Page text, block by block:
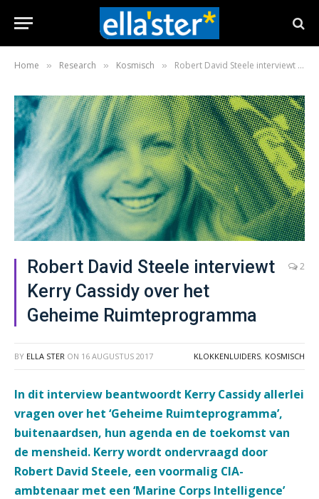
Home » Research » Kosmisch » Robert David Steele interviewt Kerry Cassidy over het Geheime Ruimteprogramma
Robert David Steele interviewt
Kerry Cassidy over het
Geheime Ruimteprogramma
2
BY ELLA STER ON 16 AUGUSTUS 2017 KLOKKENLUIDERS, KOSMISCH
In dit interview beantwoordt Kerry Cassidy allerlei
vragen over het ‘Geheime Ruimteprogramma’,
buitenaardsen, hun agenda en de toekomst van
de mensheid. Kerry wordt ondervraagd door
Robert David Steele, een voormalig CIA-
ambtenaar met een ‘Marine Corps Intelligence’